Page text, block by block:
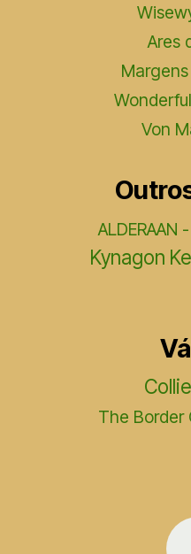
Ares
Von
ALDERAAN
Kynagon
The Border